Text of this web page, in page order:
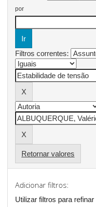
por
Filtros correntes:
Retornar valores
Adicionar filtros:
Utilizar filtros para